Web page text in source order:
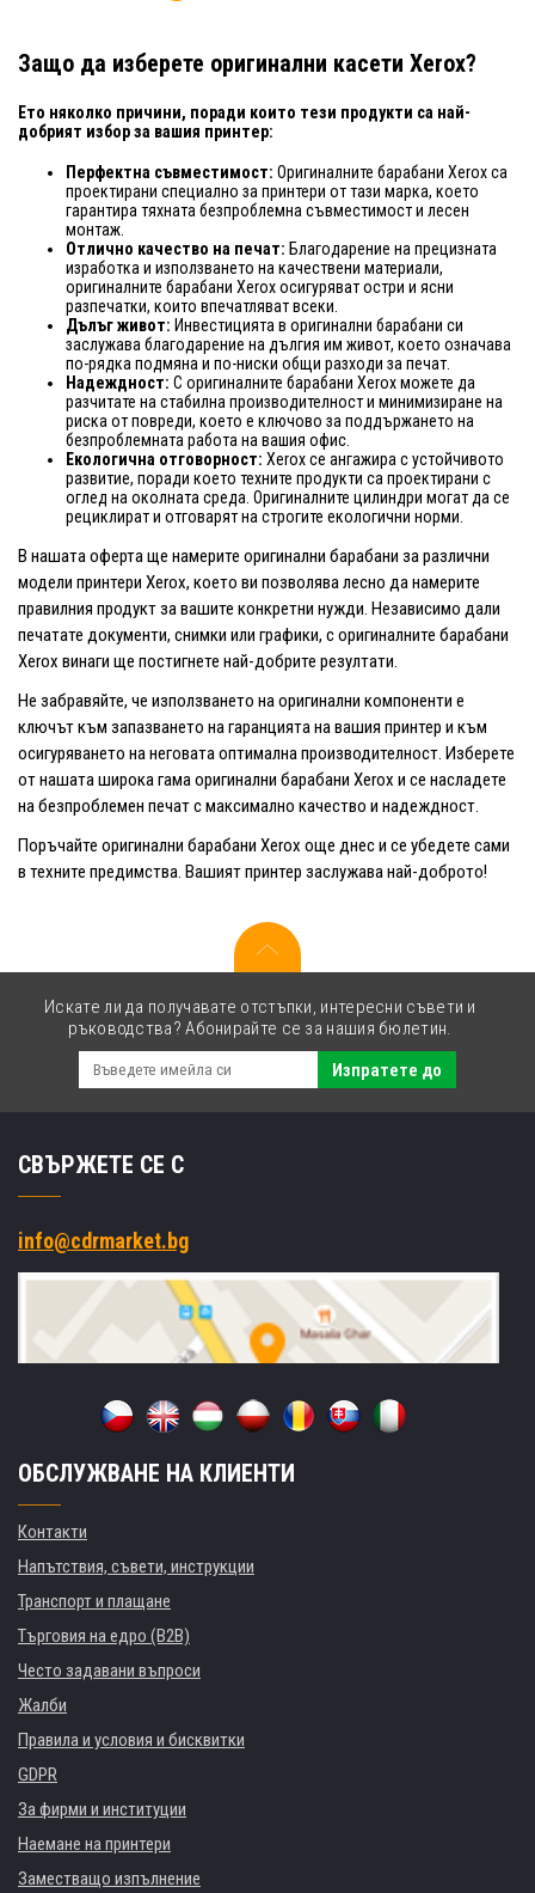
Защо да изберете оригинални касети Xerox?
Ето няколко причини, поради които тези продукти са най-
добрият избор за вашия принтер:
Перфектна съвместимост: Оригиналните барабани Xerox са
проектирани специално за принтери от тази марка, което
гарантира тяхната безпроблемна съвместимост и лесен
монтаж.
Отлично качество на печат: Благодарение на прецизната
изработка и използването на качествени материали,
оригиналните барабани Xerox осигуряват остри и ясни
разпечатки, които впечатляват всеки.
Дълъг живот: Инвестицията в оригинални барабани си
заслужава благодарение на дългия им живот, което означава
по-рядка подмяна и по-ниски общи разходи за печат.
Надеждност: С оригиналните барабани Xerox можете да
разчитате на стабилна производителност и минимизиране на
риска от повреди, което е ключово за поддържането на
безпроблемната работа на вашия офис.
Екологична отговорност: Xerox се ангажира с устойчивото
развитие, поради което техните продукти са проектирани с
оглед на околната среда. Оригиналните цилиндри могат да се
рециклират и отговарят на строгите екологични норми.
В нашата оферта ще намерите оригинални барабани за различни
модели принтери Xerox, което ви позволява лесно да намерите
правилния продукт за вашите конкретни нужди. Независимо дали
печатате документи, снимки или графики, с оригиналните барабани
Xerox винаги ще постигнете най-добрите резултати.
Не забравяйте, че използването на оригинални компоненти е
ключът към запазването на гаранцията на вашия принтер и към
осигуряването на неговата оптимална производителност. Изберете
от нашата широка гама оригинални барабани Xerox и се насладете
на безпроблемен печат с максимално качество и надеждност.
Поръчайте оригинални барабани Xerox още днес и се убедете сами
в техните предимства. Вашият принтер заслужава най-доброто!
Искате ли да получавате отстъпки, интересни съвети и
ръководства? Абонирайте се за нашия бюлетин.
Изпратете до
СВЪРЖЕТЕ СЕ С
info@cdrmarket.bg
ОБСЛУЖВАНЕ НА КЛИЕНТИ
Контакти
Напътствия, съвети, инструкции
Транспорт и плащане
Търговия на едро (B2B)
Често задавани въпроси
Жалби
Правила и условия и бисквитки
GDPR
За фирми и институции
Наемане на принтери
Заместващо изпълнение